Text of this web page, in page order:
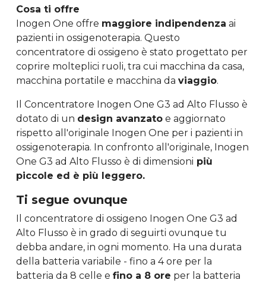
Cosa ti offre
Inogen One offre maggiore indipendenza ai
pazienti in ossigenoterapia. Questo
concentratore di ossigeno è stato progettato per
coprire molteplici ruoli, tra cui macchina da casa,
macchina portatile e macchina da viaggio.
Il Concentratore Inogen One G3 ad Alto Flusso è
dotato di un design avanzato e aggiornato
rispetto all'originale Inogen One per i pazienti in
ossigenoterapia. In confronto all'originale, Inogen
One G3 ad Alto Flusso è di dimensioni più
piccole ed è più leggero.
Ti segue ovunque
Il concentratore di ossigeno Inogen One G3 ad
Alto Flusso è in grado di seguirti ovunque tu
debba andare, in ogni momento. Ha una durata
della batteria variabile - fino a 4 ore per la
batteria da 8 celle e fino a 8 ore per la batteria